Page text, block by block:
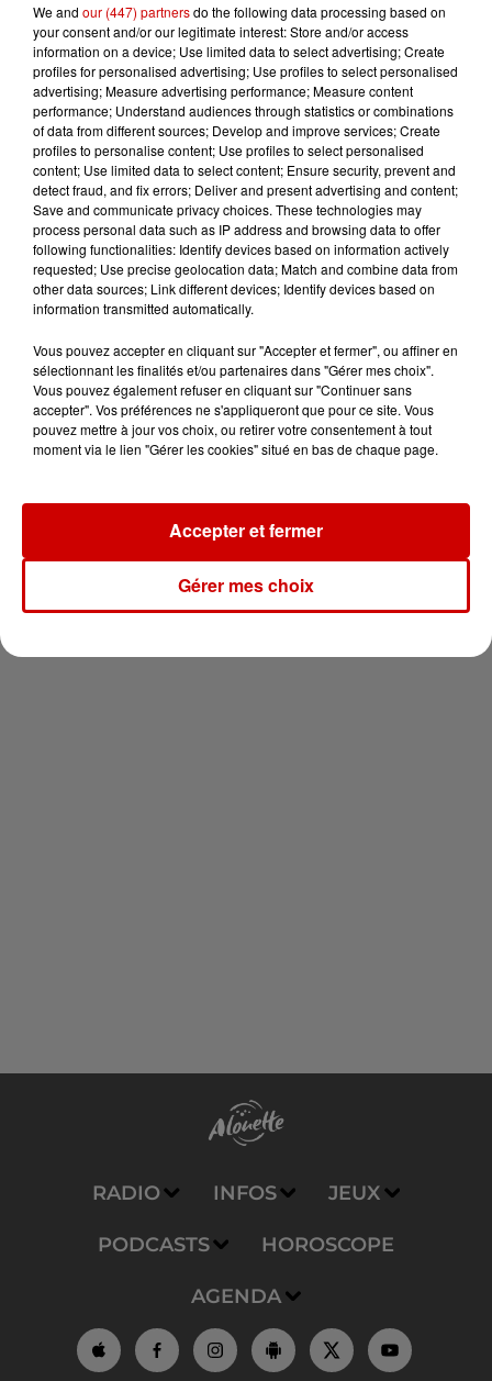
Le Duel - Gagnez vos entrées
pour l'un des zoos de nos
régions !
Destination Vacances - Gagnez
votre séjour en famille au cœur
de la...
Destination Vacances : inscrivez-
vous !
Newsletter
RADIO INFOS JEUX
PODCASTS HOROSCOPE
AGENDA
We and our (447) partnersdo the following data processing based on
your consent and/or our legitimate interest: Store and/or access
information on a device; Use limited data to select advertising; Create
profiles for personalised advertising; Use profiles to select personalised
advertising; Measure advertising performance; Measure content
performance; Understand audiences through statistics or combinations
of data from different sources; Develop and improve services; Create
profiles to personalise content; Use profiles to select personalised
content; Use limited data to select content; Ensure security, prevent and
detect fraud, and fix errors; Deliver and present advertising and content;
Save and communicate privacy choices. These technologies may
process personal data such as IP address and browsing data to offer
following functionalities: Identify devices based on information actively
requested; Use precise geolocation data; Match and combine data from
other data sources; Link different devices; Identify devices based on
information transmitted automatically.
Vous pouvez accepter en cliquant sur "Accepter et fermer", ou affiner en
sélectionnant les finalités et/ou partenaires dans "Gérer mes choix".
Vous pouvez également refuser en cliquant sur "Continuer sans
accepter". Vos préférences ne s'appliqueront que pour ce site. Vous
pouvez mettre à jour vos choix, ou retirer votre consentement à tout
moment via le lien "Gérer les cookies" situé en bas de chaque page.
Gérer mes choix
Accepter et fermer